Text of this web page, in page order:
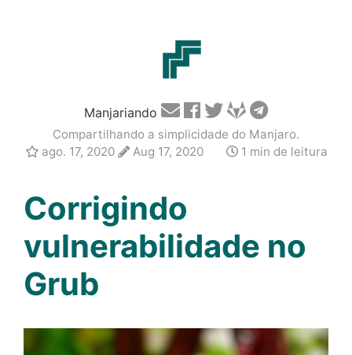
Manjariando
Compartilhando a simplicidade do Manjaro.
ago. 17, 2020
Aug 17, 2020 1 min de leitura
Corrigindo
vulnerabilidade no
Grub